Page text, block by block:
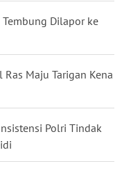
Dilapor ke
Maju Tarigan Kena
Polri Tindak